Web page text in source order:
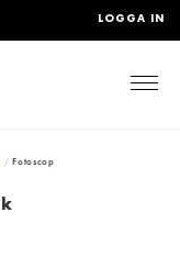
LOGGA IN
Fotoscop